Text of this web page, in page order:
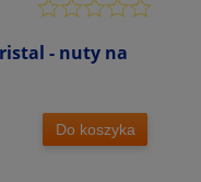
- nuty na
Do koszyka